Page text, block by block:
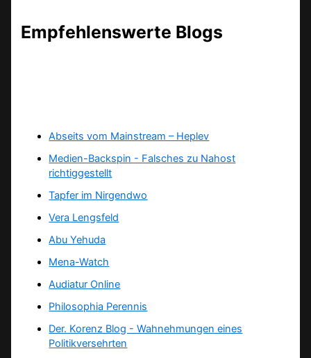
Empfehlenswerte Blogs
Abseits vom Mainstream – Heplev
Medien-Backspin - Falsches zu Nahost
richtiggestellt
Tapfer im Nirgendwo
Vera Lengsfeld
Abu Yehuda
Mena-Watch
Audiatur Online
Philosophia Perennis
Der. Korenz Blog - Wahnehmungen eines
Politikversehrten